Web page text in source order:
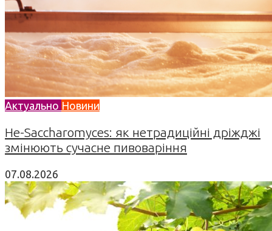
Актуально Новини
Не-Saccharomyces: як нетрадиційні дріжджі
змінюють сучасне пивоваріння
07.08.2026